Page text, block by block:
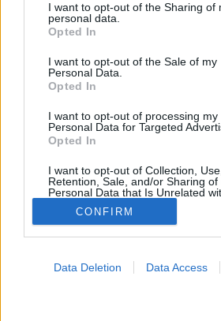
not limited to your visit or usage
grant or deny consent to Google and
use your data for below specified
consent section.
I want to opt-out of the Sharing of
personal data.
Opted In
I want to opt-out of the Sale of my
Personal Data.
Opted In
I want to opt-out of processing my
Personal Data for Targeted
Opted In
I want to opt-out of Collection,
Retention, Sale, and/or Sharing of
Personal Data that Is Unrelated
Purposes for which it was collected.
Opted Out
CONFIRM
Data Deletion Data Access
Betegségek
2025. július 11. 12:24